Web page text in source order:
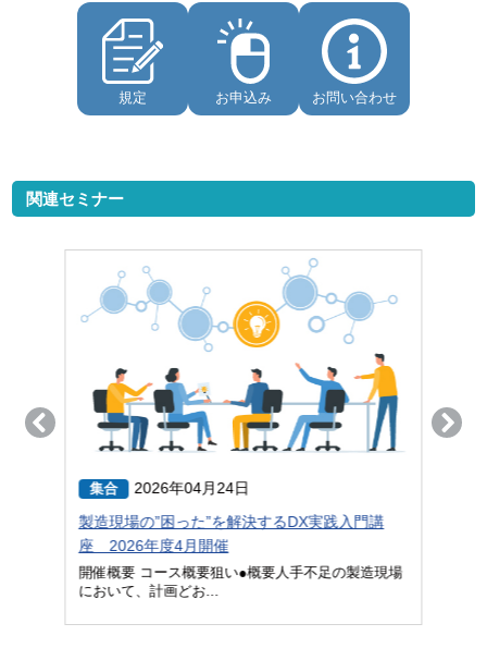
規定 お申込み お問い合わせ
関連セミナー
集合
2026年04月24日
製造現場の”困った”を解決するDX実践入門講
座 2026年度4月開催
開催概要 コース概要狙い●概要人手不足の製造現場
において、計画どお...